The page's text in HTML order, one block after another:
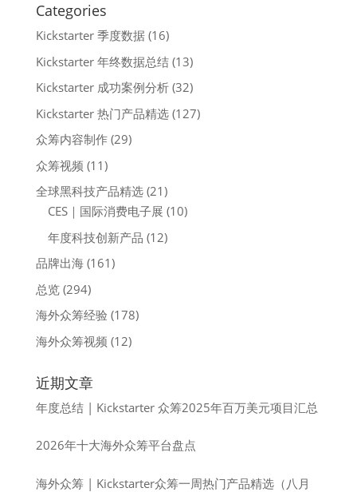
Categories
Kickstarter 季度数据(16)
Kickstarter 年终数据总结(13)
Kickstarter 成功案例分析(32)
Kickstarter 热门产品精选(127)
众筹内容制作(29)
众筹视频 (11)
全球黑科技产品精选(21)
CES｜国际消费电子展 (10)
年度科技创新产品 (12)
品牌出海(161)
总览(294)
海外众筹经验 (178)
海外众筹视频 (12)
近期文章
年度总结 | Kickstarter 众筹2025年百万美元项目汇总
2026年十大海外众筹平台盘点
海外众筹 | Kickstarter众筹一周热门产品精选（八月